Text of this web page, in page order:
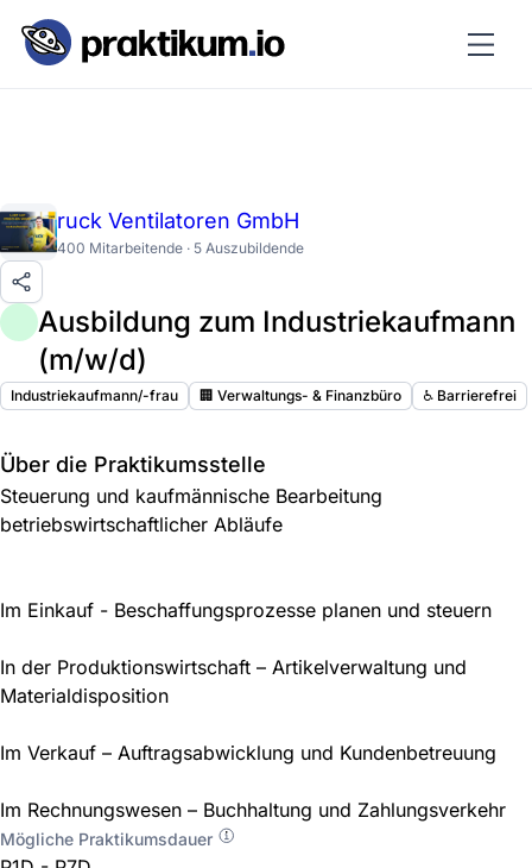
ruck Ventilatoren GmbH
400 Mitarbeitende · 5 Auszubildende
Ausbildung zum Industriekaufmann
(m/w/d)
Industriekaufmann/-frau 🏢 Verwaltungs- & Finanzbüro ♿️ Barrierefrei
Über die Praktikumsstelle
Steuerung und kaufmännische Bearbeitung
betriebswirtschaftlicher Abläufe
Im Einkauf - Beschaffungsprozesse planen und steuern
In der Produktionswirtschaft – Artikelverwaltung und
Materialdisposition
Im Verkauf – Auftragsabwicklung und Kundenbetreuung
Im Rechnungswesen – Buchhaltung und Zahlungsverkehr
Mögliche Praktikumsdauer